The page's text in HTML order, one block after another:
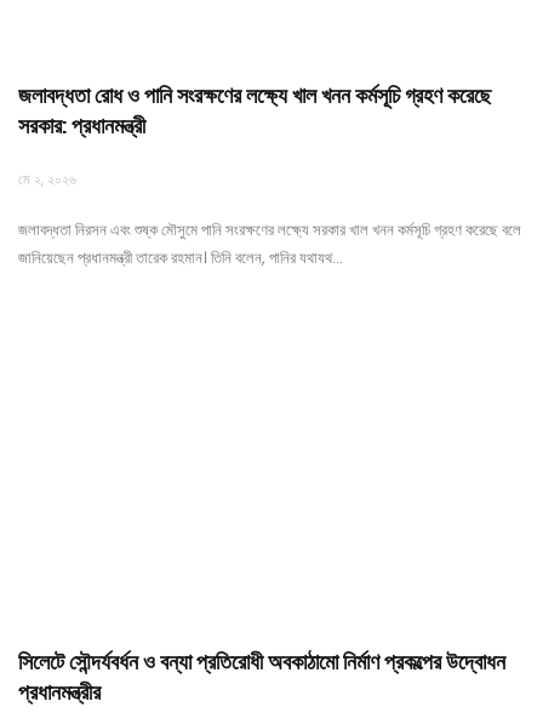
জলাবদ্ধতা রোধ ও পানি সংরক্ষণের লক্ষ্যে খাল খনন কর্মসূচি গ্রহণ করেছে
সরকার: প্রধানমন্ত্রী
মে ২, ২০২৬
জলাবদ্ধতা নিরসন এবং শুষ্ক মৌসুমে পানি সংরক্ষণের লক্ষ্যে সরকার খাল খনন কর্মসূচি গ্রহণ করেছে বলে
জানিয়েছেন প্রধানমন্ত্রী তারেক রহমান। তিনি বলেন, পানির যথাযথ…
সিলেটে সৌন্দর্যবর্ধন ও বন্যা প্রতিরোধী অবকাঠামো নির্মাণ প্রকল্পের উদ্বোধন
প্রধানমন্ত্রীর